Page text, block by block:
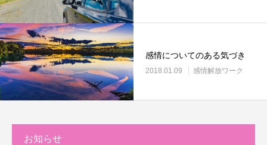
感情についてのある気づき
2018.01.09 感情解放ワーク
お知らせ